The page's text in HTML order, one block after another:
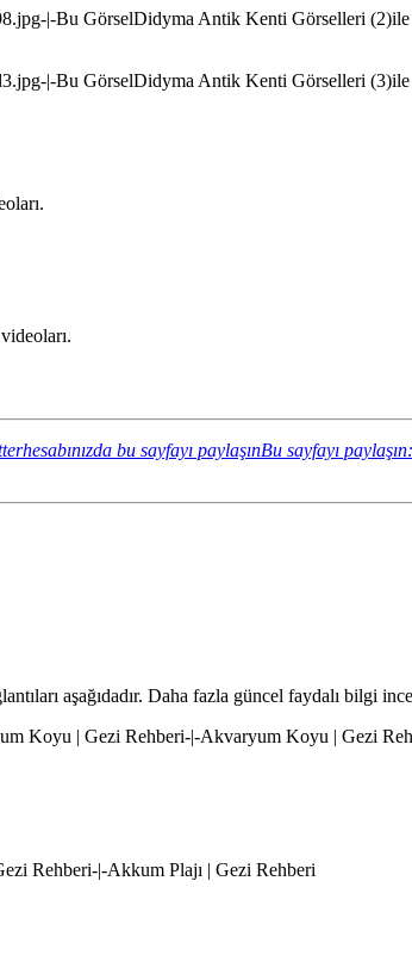
|-Bu GörselDidyma Antik Kenti Görselleri
|-Bu GörselDidyma Antik Kenti Görselleri
bu sayfayı paylaşınBu sayfayı
aşağıdadır. Daha fazla güncel faydalı bilgi
Koyu | Gezi Rehberi-|-Akvaryum Koyu | Gezi
Rehberi-|-Akkum Plajı | Gezi Rehberi